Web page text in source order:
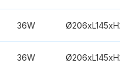
36W
36W